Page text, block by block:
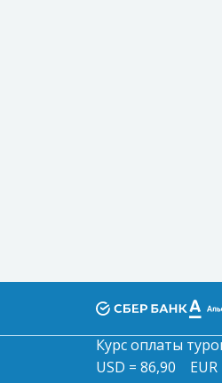
Курс оплаты
USD = 86,90